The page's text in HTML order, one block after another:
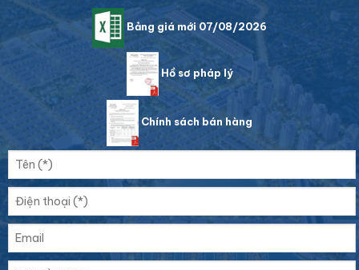
Bảng giá mới 07/08/2026
Hồ sơ pháp lý
Chính sách bán hàng